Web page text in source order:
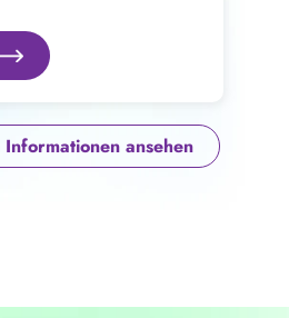
ansehen